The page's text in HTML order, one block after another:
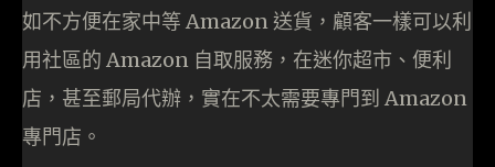
如不方便在家中等 Amazon 送貨，顧客一樣可以利
用社區的 Amazon 自取服務，在迷你超市、便利
店，甚至郵局代辦，實在不太需要專門到 Amazon
專門店。